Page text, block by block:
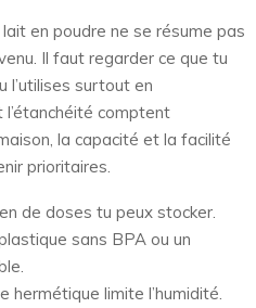
en poudre ne se résume pas
Il faut regarder ce que tu
l’utilises surtout en
comptent
la capacité et la facilité
prioritaires.
de doses tu peux stocker.
sans BPA ou un
hermétique limite l’humidité.